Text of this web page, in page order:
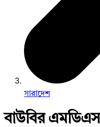
সারাদেশ
বাউবির